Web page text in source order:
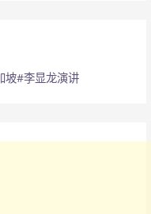
坡#李显龙演讲